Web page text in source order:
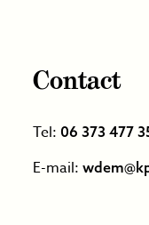
Contact
Tel: 06 373 477
E-mail: